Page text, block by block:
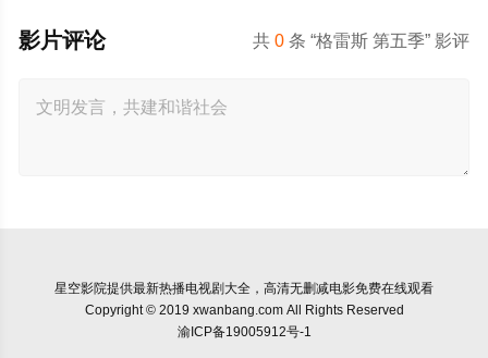
共0 条 “格雷斯 第五季” 影评
影片评论
星空影院提供最新热播电视剧大全，高清无删减电影免费在线观看
Copyright © 2019 xwanbang.com All Rights Reserved
渝ICP备19005912号-1